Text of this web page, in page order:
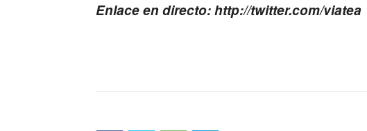
Enlace en directo: http://twitter.com/viatea